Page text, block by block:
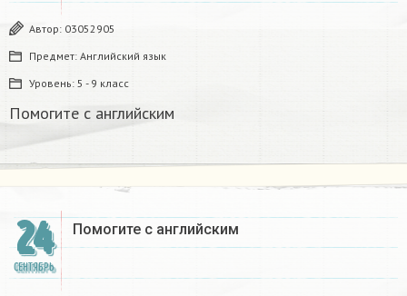
Автор: 03052905
Предмет: Английский язык
Уровень: 5 - 9 класс
Помогите с английским
24
СЕНТЯБРЬ
Помогите с английским